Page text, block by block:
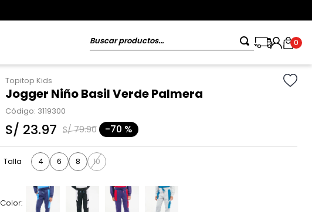
Buscar productos... 0
Topitop Kids
Jogger Niño Basil Verde Palmera
Código: 3119300
S/ 23.97 S/ 79.90 -70 %
Talla 4 6 8 10
Color: